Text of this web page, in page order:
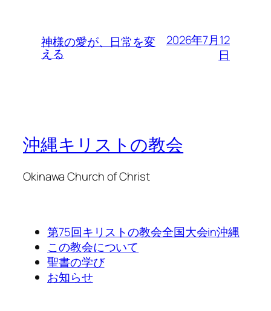
神様の愛が、日常を変
える
2026年7月12
日
沖縄キリストの教会
Okinawa Church of Christ
第75回キリストの教会全国大会in沖縄
この教会について
聖書の学び
お知らせ